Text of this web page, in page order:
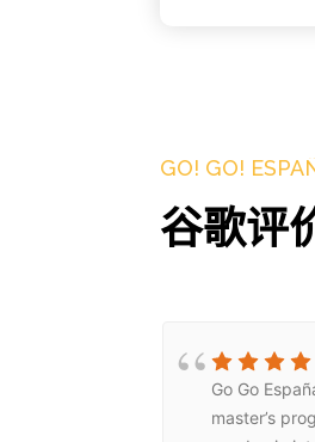
GO! GO!
谷歌评
Go Go
master’s